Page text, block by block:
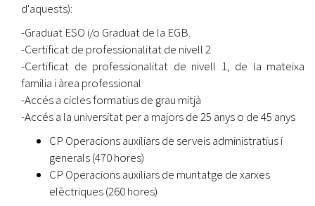
d'aquests):
-Graduat ESO i/o Graduat de la EGB.
-Certificat de professionalitat de nivell 2
-Certificat de professionalitat de nivell 1, de la mateixa
família i àrea professional
-Accés a cicles formatius de grau mitjà
-Accés a la universitat per a majors de 25 anys o de 45 anys
CP Operacions auxiliars de serveis administratius i
generals (470 hores)
CP Operacions auxiliars de muntatge de xarxes
elèctriques (260 hores)